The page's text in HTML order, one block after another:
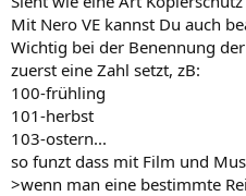
Mit Nero VE kannst Du auch
Wichtig bei der Benennung
zuerst eine Zahl setzt, zB:
100-frühling
101-herbst
103-ostern...
so funzt dass mit Film und
>wenn man eine bestimmte